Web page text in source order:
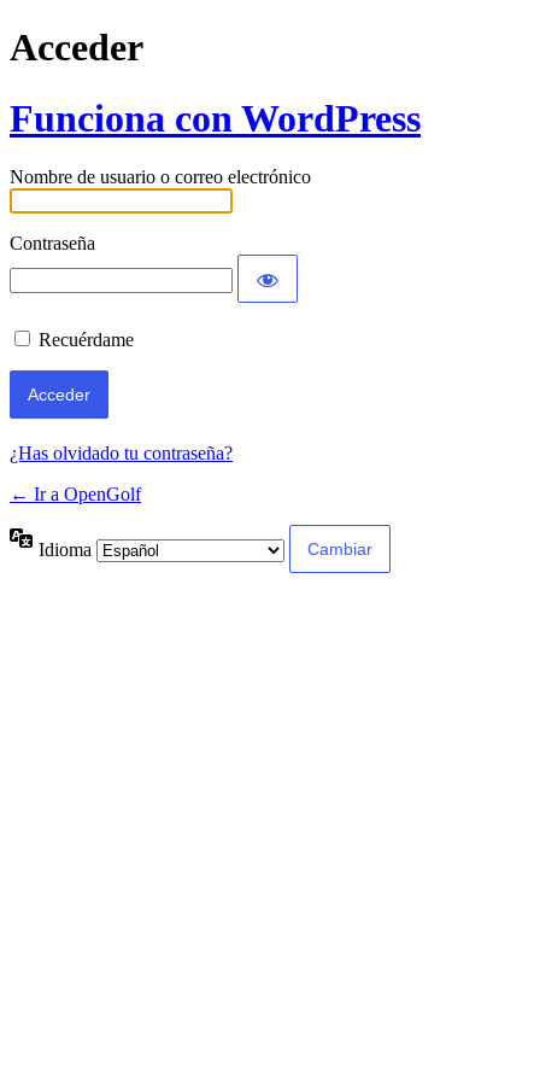
Acceder
Funciona con WordPress
Nombre de usuario o correo electrónico
Contraseña
Recuérdame
¿Has olvidado tu contraseña?
← Ir a OpenGolf
Idioma